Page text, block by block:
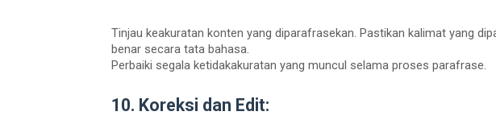
Tinjau keakuratan konten yang diparafrasekan. Pastikan kalimat yang
benar secara tata bahasa.
Perbaiki segala ketidakakuratan yang muncul selama proses parafrase.
10. Koreksi dan Edit: